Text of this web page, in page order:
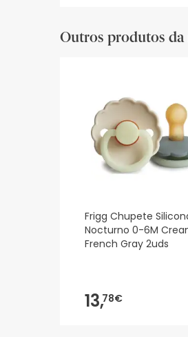
Outros produtos da
Frigg Chupete
Nocturno 0-6M
French Gray 2uds
13,78€